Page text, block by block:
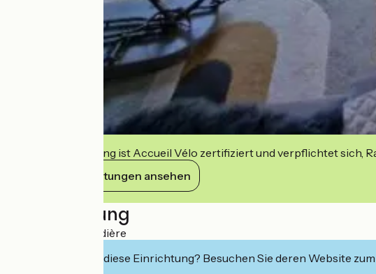
Diese Einrichtung ist Accueil Vélo zertifiziert und verpflichtet sich,
Ihre Verpflichtungen ansehen
Beschreibung
Studio de la Lézardière
Interessiert Sie diese Einrichtung? Besuchen Sie deren Website